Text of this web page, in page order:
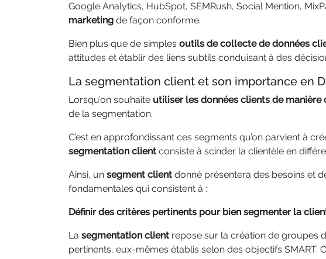
Google Analytics, HubSpot, SEMRush, Social Mention,
marketing de façon conforme.
Bien plus que de simples outils de collecte de données
attitudes et établir des liens subtils conduisant à des
La segmentation client et son importance en
Lorsqu’on souhaite utiliser les données clients de
de la segmentation.
C’est en approfondissant ces segments qu’on parvient à
segmentation client consiste à scinder la clientèle en
Ainsi, un segment client donné présentera des besoins et
fondamentales qui consistent à :
Définir des critères pertinents pour bien segmenter la
La segmentation client repose sur la création de groupes
pertinents, eux-mêmes établis selon des objectifs SMART.